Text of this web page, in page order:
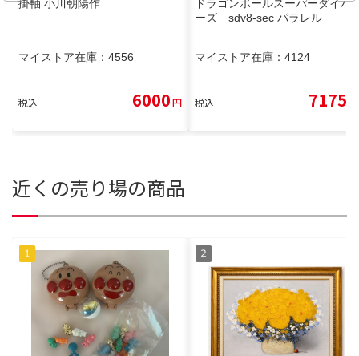
掛軸 小川朝陽作
マイストア在庫： 4556
税込 6000円
ドラゴンボールスーパーダイバ
ーズ sdv8-sec パラレル
マイストア在庫： 4124
税込 7175
近くの売り場の商品